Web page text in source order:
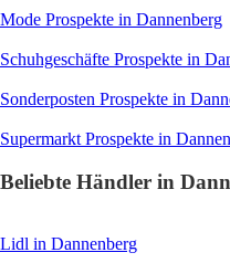
Mode Prospekte in Dannenberg
Schuhgeschäfte Prospekte in
Sonderposten Prospekte in
Supermarkt Prospekte in
Beliebte Händler in
Lidl in Dannenberg